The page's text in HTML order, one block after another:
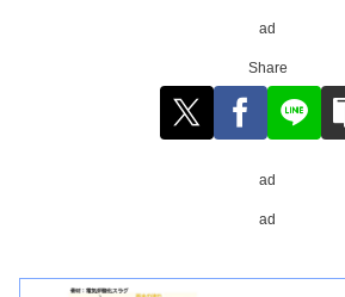
ad
Share
ad
ad